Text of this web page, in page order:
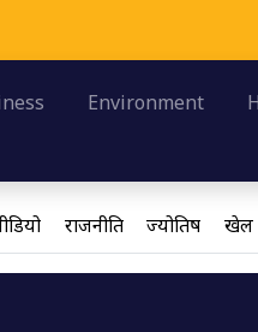
Environment
राजनीति ज्योतिष खेल